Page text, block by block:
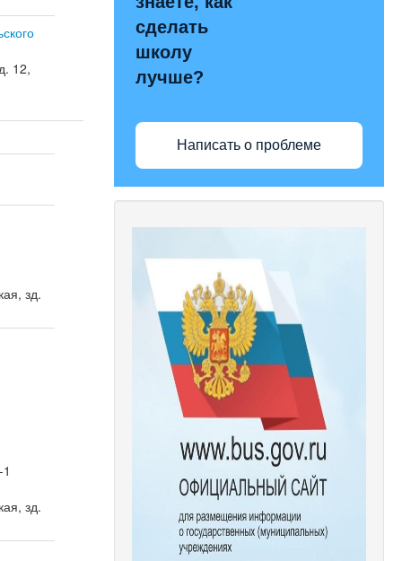
12,
зд.
зд.
сделать
школу
лучше?
Написать о проблеме